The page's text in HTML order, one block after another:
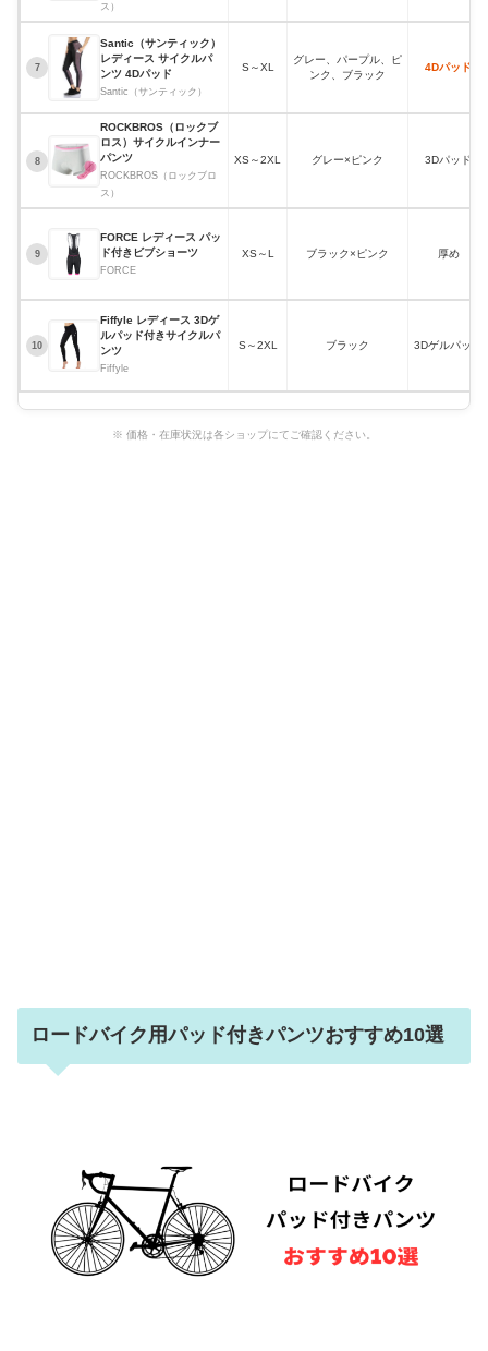
ス）
7
Santic（サンティック）
レディース サイクルパ
ンツ 4Dパッド
Santic（サンティック）
S～XL
グレー、パープル、ピ
ンク、ブラック
4Dパッド
8
ROCKBROS（ロックブ
ロス）サイクルインナー
パンツ
ROCKBROS（ロックブロ
ス）
XS～2XL グレー×ピンク 3Dパッド
9
FORCE レディース パッ
ド付きビブショーツ
FORCE
XS～L ブラック×ピンク 厚め
10
Fiffyle レディース 3Dゲ
ルパッド付きサイクルパ
ンツ
Fiffyle
S～2XL ブラック 3Dゲルパッド
※ 価格・在庫状況は各ショップにてご確認ください。
ロードバイク用パッド付きパンツおすすめ10選